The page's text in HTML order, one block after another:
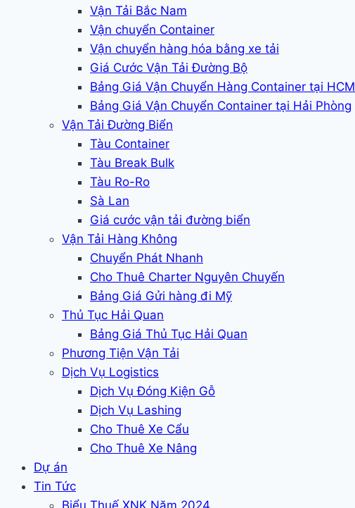
Vận Tải Bắc Nam
Vận chuyển Container
Vận chuyển hàng hóa bằng xe tải
Giá Cước Vận Tải Đường Bộ
Bảng Giá Vận Chuyển Hàng Container tại HCM
Bảng Giá Vận Chuyển Container tại Hải Phòng
Vận Tải Đường Biển
Tàu Container
Tàu Break Bulk
Tàu Ro-Ro
Sà Lan
Giá cước vận tải đường biển
Vận Tải Hàng Không
Chuyển Phát Nhanh
Cho Thuê Charter Nguyên Chuyến
Bảng Giá Gửi hàng đi Mỹ
Thủ Tục Hải Quan
Bảng Giá Thủ Tục Hải Quan
Phương Tiện Vận Tải
Dịch Vụ Logistics
Dịch Vụ Đóng Kiện Gỗ
Dịch Vụ Lashing
Cho Thuê Xe Cẩu
Cho Thuê Xe Nâng
Dự án
Tin Tức
Biểu Thuế XNK Năm 2024